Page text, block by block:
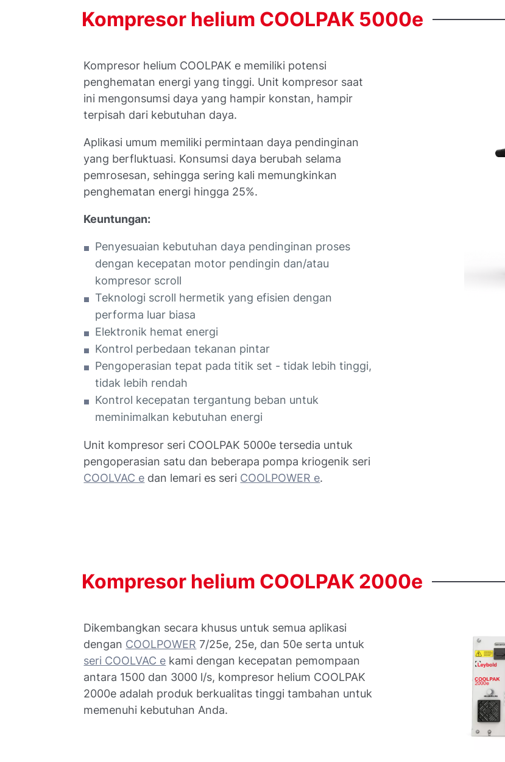
Kompresor helium COOLPAK 5000e
Kompresor helium COOLPAK e memiliki potensi
penghematan energi yang tinggi. Unit kompresor saat
ini mengonsumsi daya yang hampir konstan, hampir
terpisah dari kebutuhan daya.
Aplikasi umum memiliki permintaan daya pendinginan
yang berfluktuasi. Konsumsi daya berubah selama
pemrosesan, sehingga sering kali memungkinkan
penghematan energi hingga 25%.
Keuntungan:
Penyesuaian kebutuhan daya pendinginan proses
dengan kecepatan motor pendingin dan/atau
kompresor scroll
Teknologi scroll hermetik yang efisien dengan
performa luar biasa
Elektronik hemat energi
Kontrol perbedaan tekanan pintar
Pengoperasian tepat pada titik set - tidak lebih tinggi,
tidak lebih rendah
Kontrol kecepatan tergantung beban untuk
meminimalkan kebutuhan energi
Unit kompresor seri COOLPAK 5000e tersedia untuk
pengoperasian satu dan beberapa pompa kriogenik seri
COOLVAC e dan lemari es seri COOLPOWER e.
Kompresor helium COOLPAK 2000e
Dikembangkan secara khusus untuk semua aplikasi
dengan COOLPOWER 7/25e, 25e, dan 50e serta untuk
seri COOLVAC e kami dengan kecepatan pemompaan
antara 1500 dan 3000 l/s, kompresor helium COOLPAK
2000e adalah produk berkualitas tinggi tambahan untuk
memenuhi kebutuhan Anda.